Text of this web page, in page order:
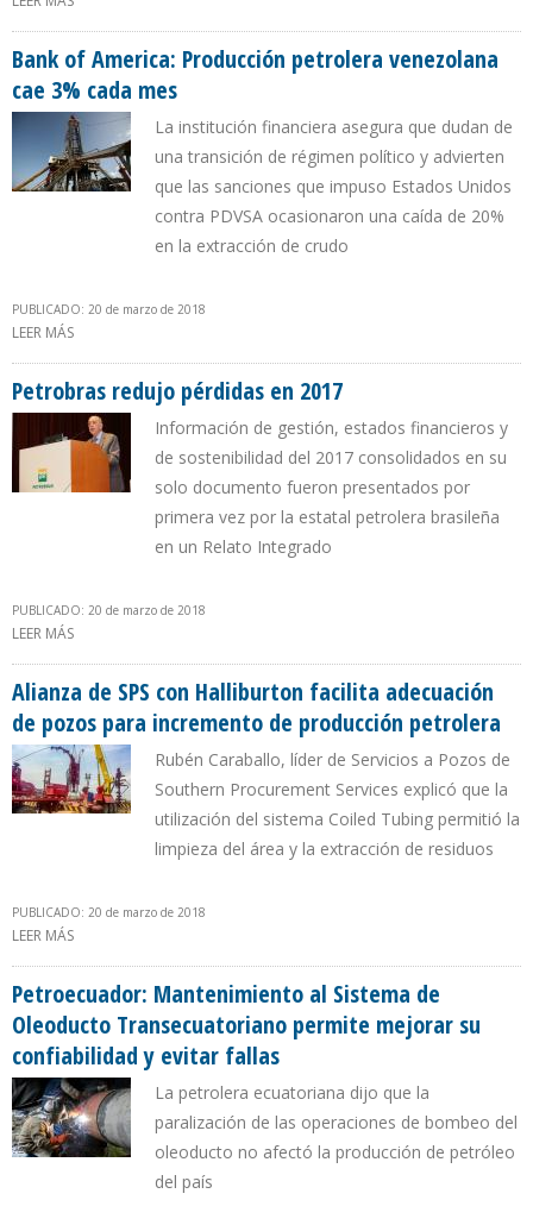
Bank of America: Producción petrolera venezolana
cae 3% cada mes
La institución financiera asegura que dudan de
una transición de régimen político y advierten
que las sanciones que impuso Estados Unidos
contra PDVSA ocasionaron una caída de 20%
en la extracción de crudo
PUBLICADO: 20 de marzo de 2018
LEER MÁS
Petrobras redujo pérdidas en 2017
Información de gestión, estados financieros y
de sostenibilidad del 2017 consolidados en su
solo documento fueron presentados por
primera vez por la estatal petrolera brasileña
en un Relato Integrado
PUBLICADO: 20 de marzo de 2018
LEER MÁS
Alianza de SPS con Halliburton facilita adecuación
de pozos para incremento de producción petrolera
Rubén Caraballo, líder de Servicios a Pozos de
Southern Procurement Services explicó que la
utilización del sistema Coiled Tubing permitió la
limpieza del área y la extracción de residuos
PUBLICADO: 20 de marzo de 2018
LEER MÁS
PETROLERA
Petroecuador: Mantenimiento al Sistema de
Oleoducto Transecuatoriano permite mejorar su
confiabilidad y evitar fallas
La petrolera ecuatoriana dijo que la
paralización de las operaciones de bombeo del
oleoducto no afectó la producción de petróleo
del país